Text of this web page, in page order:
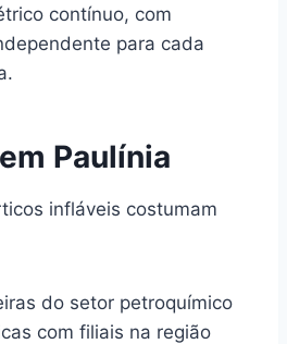
contínuo, com
para cada
Paulínia
infláveis costumam
do setor petroquímico
com filiais na região